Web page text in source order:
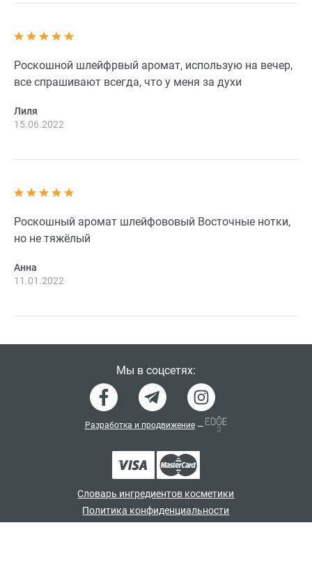
Роскошной шлейфрвый аромат, использую на вечер,
все спрашивают всегда, что у меня за духи
Лиля
15.06.2022
Роскошный аромат шлейфововый Восточные нотки,
но не тяжёлый
Анна
11.01.2022
Словарь ингредиентов косметики
Политика конфиденциальности
Мы в соцсетях:
Разработка и продвижение —